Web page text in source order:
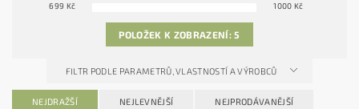
699 Kč 1000 Kč
POLOŽEK K ZOBRAZENÍ:5
FILTR PODLE PARAMETRŮ, VLASTNOSTÍ A VÝROBCŮ
NEJDRAŽŠÍ NEJLEVNĚJŠÍ NEJPRODÁVANĚJŠÍ